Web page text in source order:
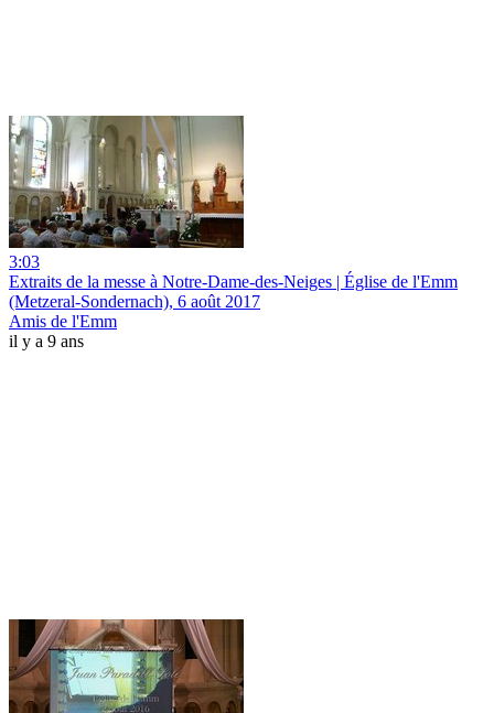
3:03
Extraits de la messe à Notre-Dame-des-Neiges | Église de l'Emm
(Metzeral-Sondernach), 6 août 2017
Amis de l'Emm
il y a 9 ans